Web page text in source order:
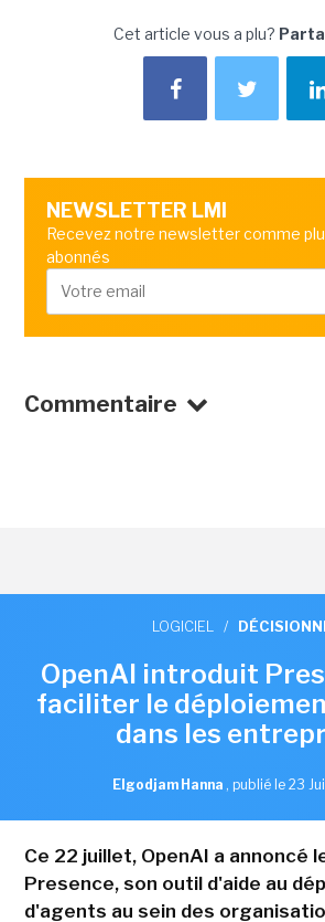
Cet article vous a plu?
NEWSLETTER LMI
Recevez notre newsletter comme
abonnés
Commentaire
LOGICIEL /
OpenAI introduit
faciliter le
dans les
Elgodjam Hanna , publié le 23
Ce 22 juillet, OpenAI a annoncé
Presence, son outil d'aide au
d'agents au sein des